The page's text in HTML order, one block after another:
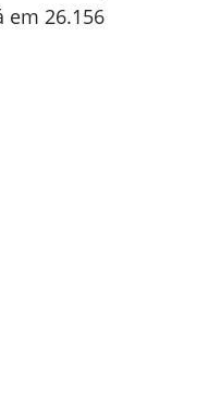
em 26.156